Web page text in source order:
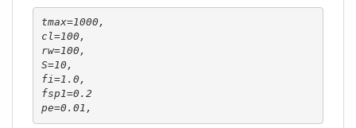
tmax=1000,
cl=100,
rw=100,
S=10,
fi=1.0,
fsp1=0.2
pe=0.01,